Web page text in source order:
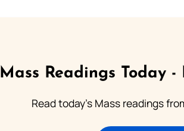
Mass Readings Today
Read today's Mass readings